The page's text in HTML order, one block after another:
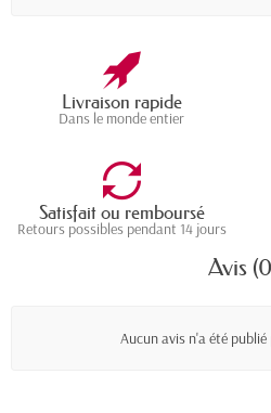
Livraison rapide
Dans le monde entier
Satisfait ou remboursé
Retours possibles pendant 14 jours
Avis
Aucun avis n'a été